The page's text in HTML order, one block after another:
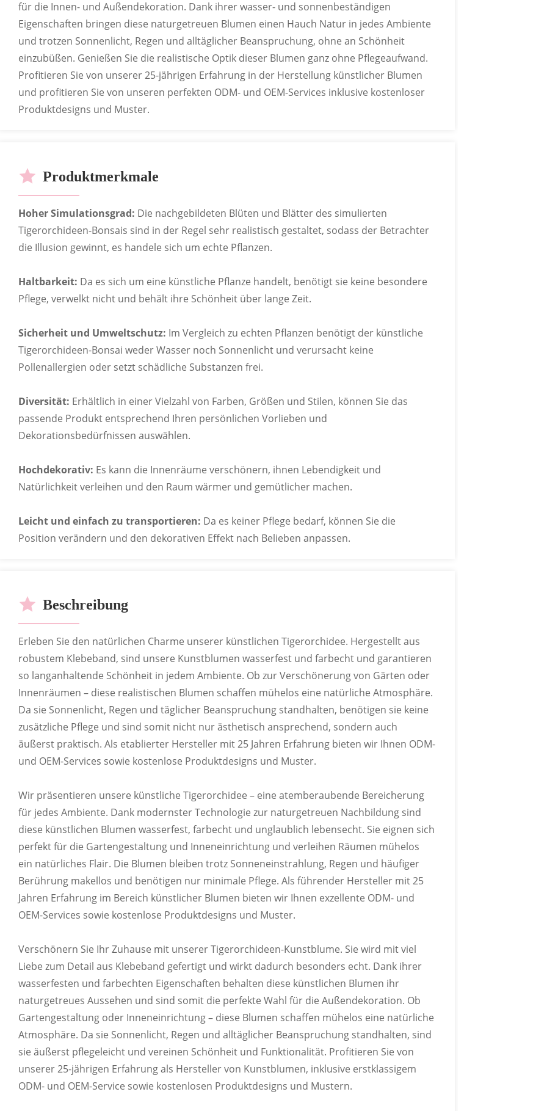
für die Innen- und Außendekoration. Dank ihrer wasser- und sonnenbeständigen
Eigenschaften bringen diese naturgetreuen Blumen einen Hauch Natur in jedes Ambiente
und trotzen Sonnenlicht, Regen und alltäglicher Beanspruchung, ohne an Schönheit
einzubüßen. Genießen Sie die realistische Optik dieser Blumen ganz ohne Pflegeaufwand.
Profitieren Sie von unserer 25-jährigen Erfahrung in der Herstellung künstlicher Blumen
und profitieren Sie von unseren perfekten ODM- und OEM-Services inklusive kostenloser
Produktdesigns und Muster.
Produktmerkmale
Hoher Simulationsgrad: Die nachgebildeten Blüten und Blätter des simulierten
Tigerorchideen-Bonsais sind in der Regel sehr realistisch gestaltet, sodass der Betrachter
die Illusion gewinnt, es handele sich um echte Pflanzen.
Haltbarkeit: Da es sich um eine künstliche Pflanze handelt, benötigt sie keine besondere
Pflege, verwelkt nicht und behält ihre Schönheit über lange Zeit.
Sicherheit und Umweltschutz: Im Vergleich zu echten Pflanzen benötigt der künstliche
Tigerorchideen-Bonsai weder Wasser noch Sonnenlicht und verursacht keine
Pollenallergien oder setzt schädliche Substanzen frei.
Diversität: Erhältlich in einer Vielzahl von Farben, Größen und Stilen, können Sie das
passende Produkt entsprechend Ihren persönlichen Vorlieben und
Dekorationsbedürfnissen auswählen.
Hochdekorativ: Es kann die Innenräume verschönern, ihnen Lebendigkeit und
Natürlichkeit verleihen und den Raum wärmer und gemütlicher machen.
Leicht und einfach zu transportieren: Da es keiner Pflege bedarf, können Sie die
Position verändern und den dekorativen Effekt nach Belieben anpassen.
Beschreibung
Erleben Sie den natürlichen Charme unserer künstlichen Tigerorchidee. Hergestellt aus
robustem Klebeband, sind unsere Kunstblumen wasserfest und farbecht und garantieren
so langanhaltende Schönheit in jedem Ambiente. Ob zur Verschönerung von Gärten oder
Innenräumen – diese realistischen Blumen schaffen mühelos eine natürliche Atmosphäre.
Da sie Sonnenlicht, Regen und täglicher Beanspruchung standhalten, benötigen sie keine
zusätzliche Pflege und sind somit nicht nur ästhetisch ansprechend, sondern auch
äußerst praktisch. Als etablierter Hersteller mit 25 Jahren Erfahrung bieten wir Ihnen ODM-
und OEM-Services sowie kostenlose Produktdesigns und Muster.
Wir präsentieren unsere künstliche Tigerorchidee – eine atemberaubende Bereicherung
für jedes Ambiente. Dank modernster Technologie zur naturgetreuen Nachbildung sind
diese künstlichen Blumen wasserfest, farbecht und unglaublich lebensecht. Sie eignen sich
perfekt für die Gartengestaltung und Inneneinrichtung und verleihen Räumen mühelos
ein natürliches Flair. Die Blumen bleiben trotz Sonneneinstrahlung, Regen und häufiger
Berührung makellos und benötigen nur minimale Pflege. Als führender Hersteller mit 25
Jahren Erfahrung im Bereich künstlicher Blumen bieten wir Ihnen exzellente ODM- und
OEM-Services sowie kostenlose Produktdesigns und Muster.
Verschönern Sie Ihr Zuhause mit unserer Tigerorchideen-Kunstblume. Sie wird mit viel
Liebe zum Detail aus Klebeband gefertigt und wirkt dadurch besonders echt. Dank ihrer
wasserfesten und farbechten Eigenschaften behalten diese künstlichen Blumen ihr
naturgetreues Aussehen und sind somit die perfekte Wahl für die Außendekoration. Ob
Gartengestaltung oder Inneneinrichtung – diese Blumen schaffen mühelos eine natürliche
Atmosphäre. Da sie Sonnenlicht, Regen und alltäglicher Beanspruchung standhalten, sind
sie äußerst pflegeleicht und vereinen Schönheit und Funktionalität. Profitieren Sie von
unserer 25-jährigen Erfahrung als Hersteller von Kunstblumen, inklusive erstklassigem
ODM- und OEM-Service sowie kostenlosen Produktdesigns und Mustern.
Zahlreiche Geschäfte bieten die Möglichkeit, verschiedene Blumensträuße individuell
zusammenzustellen.
IN VERSCHIEDENEN FORMEN ANPASSBAR
ANPASSBARES LOGO
Wir können exklusive Etiketten, Kartonlogos usw. individuell gestalten.